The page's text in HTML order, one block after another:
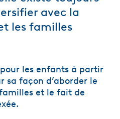
avec la
les familles
les enfants à partir
sa façon d’aborder le
et le fait de